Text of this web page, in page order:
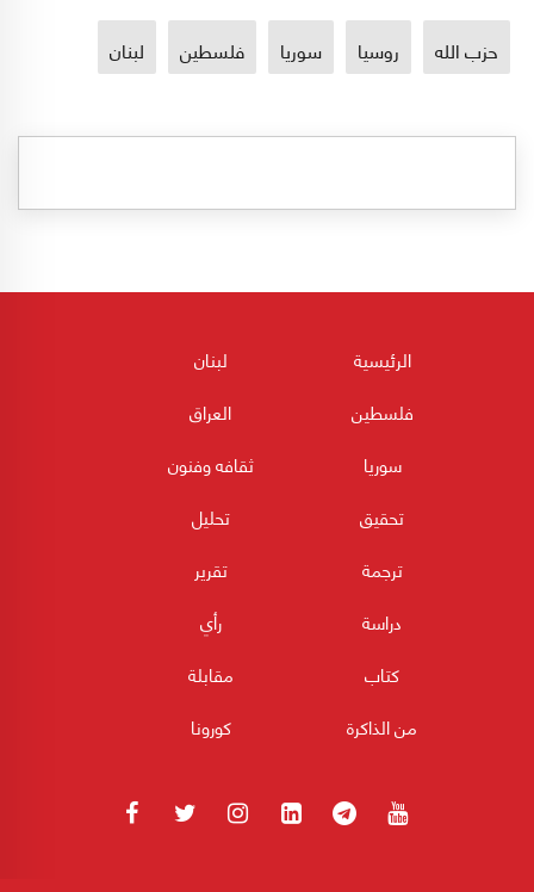
حزب الله روسيا سوريا فلسطين لبنان
الرئيسية
لبنان
فلسطين
العراق
سوريا
ثقافه وفنون
تحقيق
تحليل
ترجمة
تقرير
دراسة
رأي
كتاب
مقابلة
من الذاكرة
كورونا